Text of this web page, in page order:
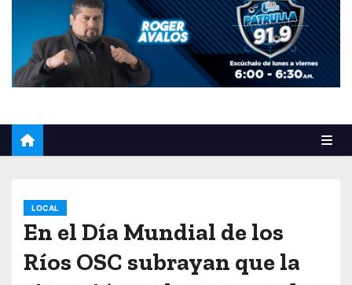
LOCAL
En el Día Mundial de los
Ríos OSC subrayan que la